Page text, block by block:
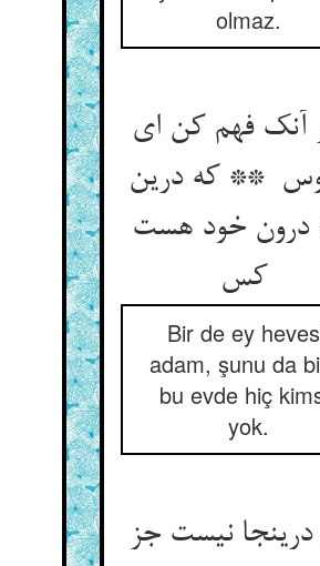
olmaz.
آنک فهم کن ای
** که درین
درون خود هست
Bir de ey
adam, şunu da
bu evde hiç
yok.
نیست جز